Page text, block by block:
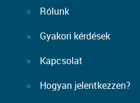
Rólunk
Gyakori kérdések
Kapcsolat
Hogyan jelentkezzen?